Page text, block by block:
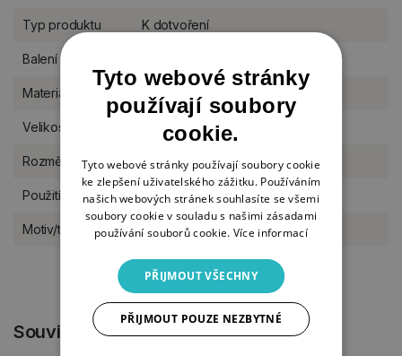
Typ produktu K dotvoření
Balení
Materiál
Velikost M (11-17 cm)
Rozměr 15 x 11 cm
Použití na postavení do stojánku
Motiv/téma dekorace do interiéru, pro kluky
Související produkty
Tyto webové stránky
používají soubory
cookie.
Tyto webové stránky používají soubory cookie
ke zlepšení uživatelského zážitku. Používáním
našich webových stránek souhlasíte se všemi
soubory cookie v souladu s našimi zásadami
používání souborů cookie. Více informací
PŘIJMOUT VŠECHNY
PŘIJMOUT POUZE NEZBYTNÉ